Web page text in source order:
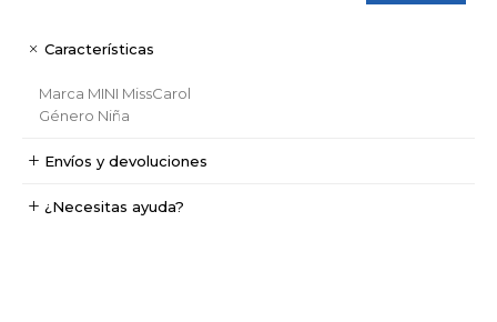
Características
Marca MINI MissCarol
Género Niña
Envíos y devoluciones
¿Necesitas ayuda?